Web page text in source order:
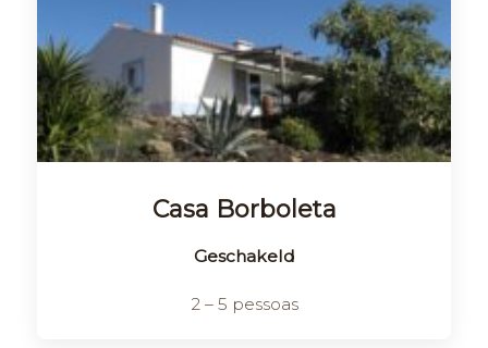
Casa Borboleta
Geschakeld
2 – 5 pessoas